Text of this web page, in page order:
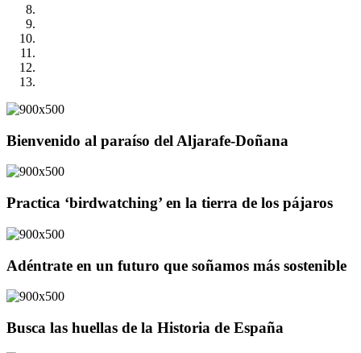
Bienvenido al paraíso del Aljarafe-Doñana
Practica ‘birdwatching’ en la tierra de los pájaros
Adéntrate en un futuro que soñamos más sostenible
Busca las huellas de la Historia de España